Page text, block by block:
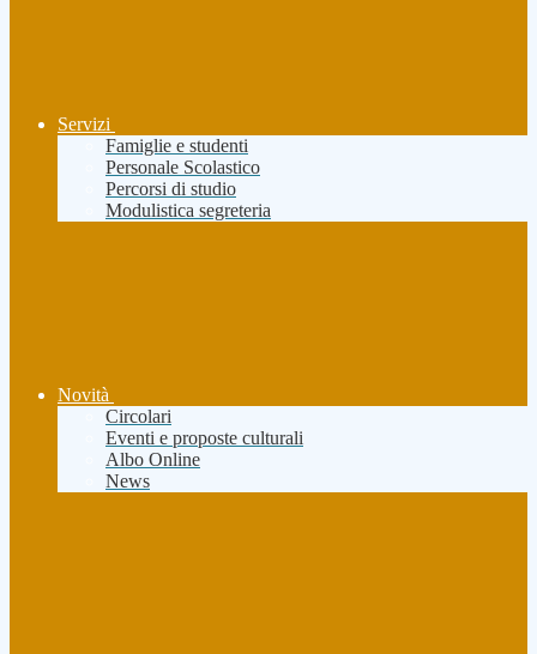
Servizi
Famiglie e studenti
Personale Scolastico
Percorsi di studio
Modulistica segreteria
Novità
Circolari
Eventi e proposte culturali
Albo Online
News